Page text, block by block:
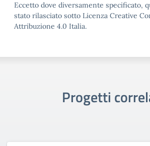
Eccetto dove diversamente specificato,
stato rilasciato sotto Licenza Creative
Attribuzione 4.0 Italia.
Progetti